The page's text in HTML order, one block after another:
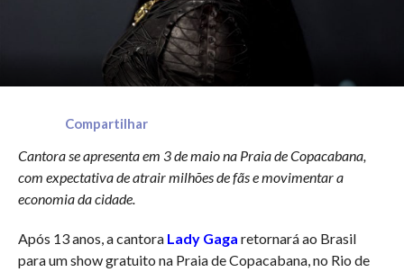
Compartilhar
Cantora se apresenta em 3 de maio na Praia de Copacabana,
com expectativa de atrair milhões de fãs e movimentar a
economia da cidade.
Após 13 anos, a cantora Lady Gaga retornará ao Brasil
para um show gratuito na Praia de Copacabana, no Rio de